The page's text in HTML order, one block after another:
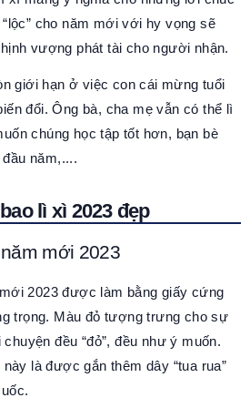
cho năm mới với hy vọng sẽ
vượng phát tài cho người nhận.
giới hạn ở việc con cái mừng tuổi
đổi. Ông bà, cha mẹ vẫn có thể lì
chúng học tập tốt hơn, bạn bè
năm,....
lì xì 2023 đẹp
mới 2023
2023 được làm bằng giấy cứng
trọng. Màu đỏ tượng trưng cho sự
đều “đỏ”, đều như ý muốn.
là được gắn thêm dây “tua rua”